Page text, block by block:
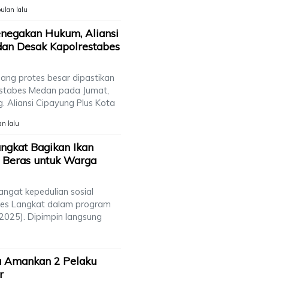
lalu
Hukum, Aliansi
Desak Kapolrestabes
protes besar dipastikan
Medan pada Jumat,
Aliansi Cipayung Plus Kota
lalu
Bagikan Ikan
untuk Warga
kepedulian sosial
Langkat dalam program
Dipimpin langsung
Amankan 2 Pelaku